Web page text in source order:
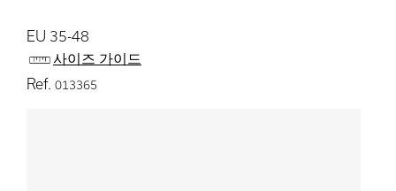
EU 35-48
사이즈 가이드
Ref. 013365